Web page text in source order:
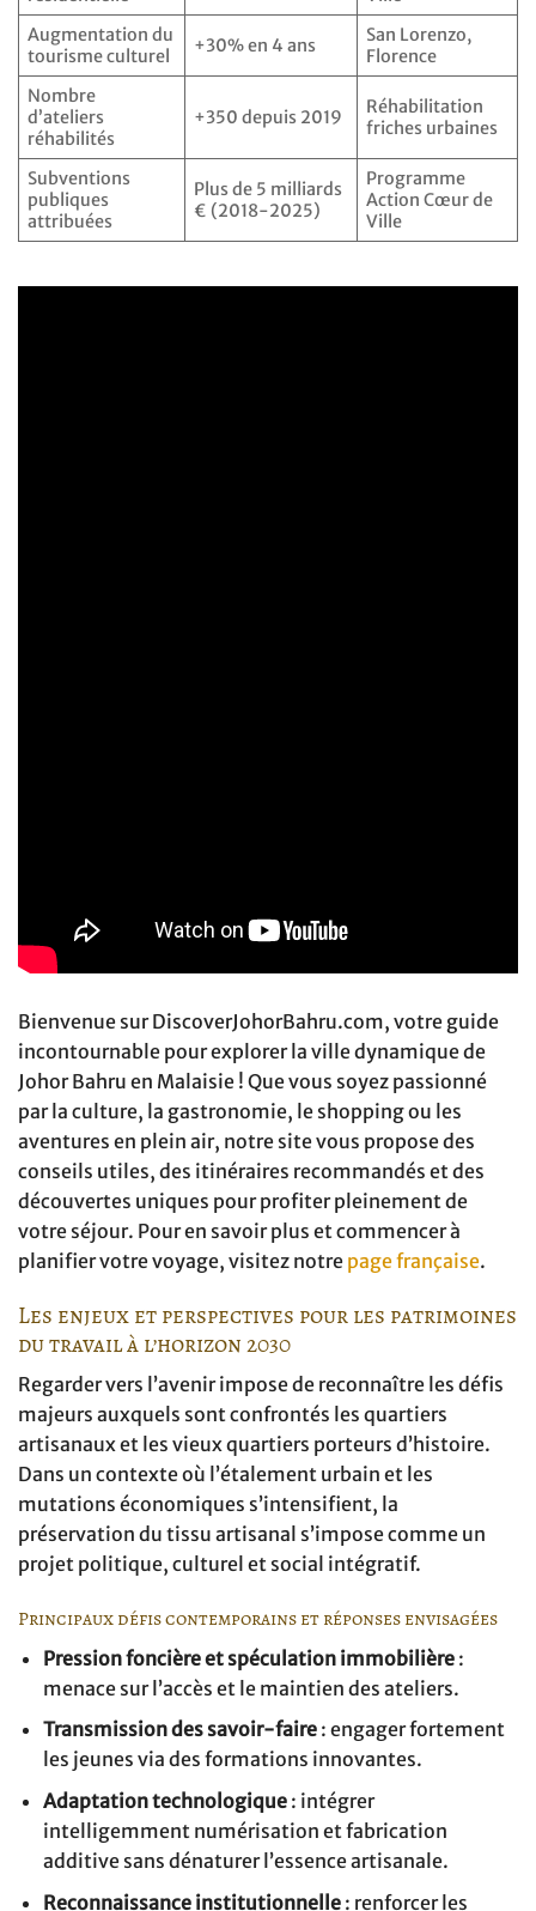
Augmentation du
tourisme culturel
+30% en 4 ans
San Lorenzo,
Florence
Nombre
d’ateliers
réhabilités
+350 depuis 2019
Réhabilitation
friches urbaines
Subventions
publiques
attribuées
Plus de 5 milliards
€ (2018-2025)
Programme
Action Cœur de
Ville
Bienvenue sur DiscoverJohorBahru.com, votre guide
incontournable pour explorer la ville dynamique de
Johor Bahru en Malaisie ! Que vous soyez passionné
par la culture, la gastronomie, le shopping ou les
aventures en plein air, notre site vous propose des
conseils utiles, des itinéraires recommandés et des
découvertes uniques pour profiter pleinement de
votre séjour. Pour en savoir plus et commencer à
planifier votre voyage, visitez notre page française.
Les enjeux et perspectives pour les patrimoines
du travail à l’horizon 2030
Regarder vers l’avenir impose de reconnaître les défis
majeurs auxquels sont confrontés les quartiers
artisanaux et les vieux quartiers porteurs d’histoire.
Dans un contexte où l’étalement urbain et les
mutations économiques s’intensifient, la
préservation du tissu artisanal s’impose comme un
projet politique, culturel et social intégratif.
Principaux défis contemporains et réponses envisagées
Pression foncière et spéculation immobilière:
menace sur l’accès et le maintien des ateliers.
Transmission des savoir-faire: engager fortement
les jeunes via des formations innovantes.
Adaptation technologique: intégrer
intelligemment numérisation et fabrication
additive sans dénaturer l’essence artisanale.
Reconnaissance institutionnelle: renforcer les